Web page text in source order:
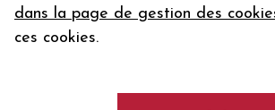
dans la page de gestion des
ces cookies.
En m’abonnant, j’accepte de